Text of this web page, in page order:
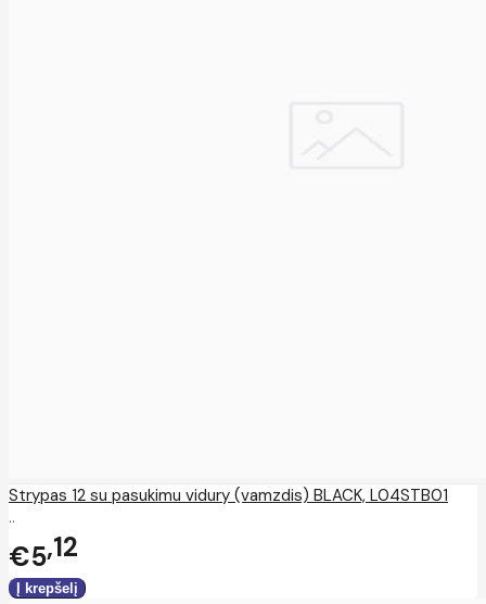
Strypas 12 su pasukimu vidury (vamzdis) BLACK, L04STB01
..
€5 12